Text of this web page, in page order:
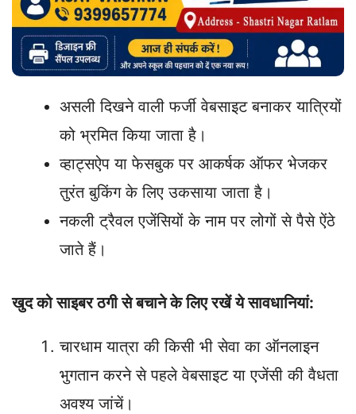
असली दिखने वाली फर्जी वेबसाइट बनाकर यात्रियों
को भ्रमित किया जाता है।
व्हाट्सऐप या फेसबुक पर आकर्षक ऑफर भेजकर
तुरंत बुकिंग के लिए उकसाया जाता है।
नकली ट्रैवल एजेंसियों के नाम पर लोगों से पैसे ऐंठे
जाते हैं।
खुद को साइबर ठगी से बचाने के लिए रखें ये सावधानियां:
चारधाम यात्रा की किसी भी सेवा का ऑनलाइन
भुगतान करने से पहले वेबसाइट या एजेंसी की वैधता
अवश्य जांचें।